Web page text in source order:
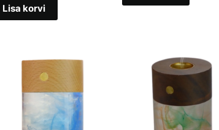
Lisa korvi